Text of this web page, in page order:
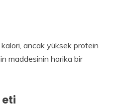
ancak yüksek protein
maddesinin harika bir
eti